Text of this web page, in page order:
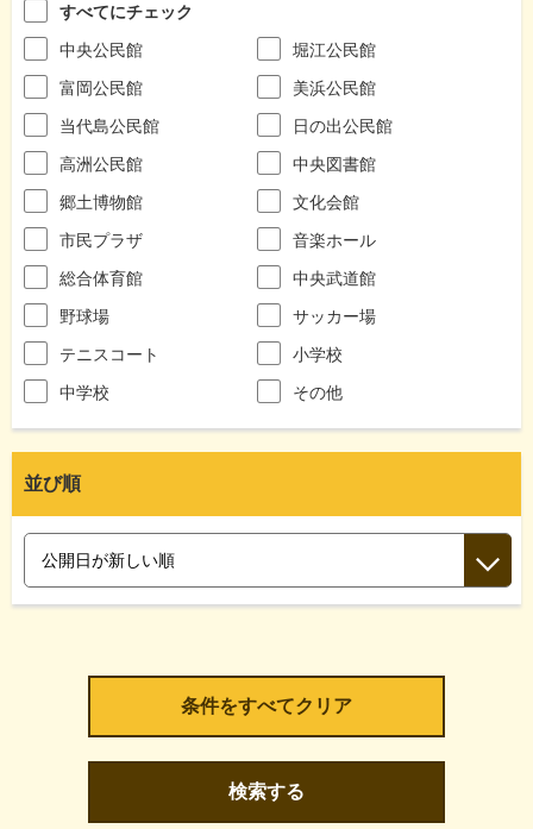
すべてにチェック
中央公民館
堀江公民館
富岡公民館
美浜公民館
当代島公民館
日の出公民館
高洲公民館
中央図書館
郷土博物館
文化会館
市民プラザ
音楽ホール
総合体育館
中央武道館
野球場
サッカー場
テニスコート
小学校
中学校
その他
並び順
検索する